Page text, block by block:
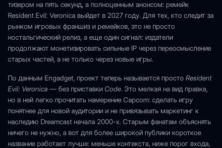
тизером на пять секунд, а полноценным анонсом: ремейк
Resident Evil: Veronica выйдет в 2027 году. Для тех, кто следит за
рынком игровых франшиз и ремейков, это не просто
ностальгический релиз, а еще один сигнал: издатели
продолжают монетизировать сильные IP через переосмысление
старых частей, а не только через новые игры.
По данным Engadget, проект теперь называется просто Resident
Evil: Veronica — без приставки Code. Это мелкая на вид правка,
но в ней легко прочитать намерение Capcom: сделать игру
понятнее для новой аудитории и не привязывать маркетинг к
наследию Dreamcast начала 2000-х. Старым фанатам объяснять
ничего не нужно, а вот для более широкой публики короткое
название работает лучше: меньше контекста, ниже порог входа,